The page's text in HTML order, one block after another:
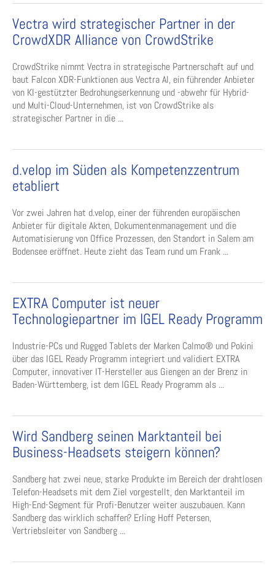
Vectra wird strategischer Partner in der
CrowdXDR Alliance von CrowdStrike
CrowdStrike nimmt Vectra in strategische Partnerschaft auf und
baut Falcon XDR-Funktionen aus Vectra AI, ein führender Anbieter
von KI-gestützter Bedrohungserkennung und -abwehr für Hybrid-
und Multi-Cloud-Unternehmen, ist von CrowdStrike als
strategischer Partner in die ...
d.velop im Süden als Kompetenzzentrum
etabliert
Vor zwei Jahren hat d.velop, einer der führenden europäischen
Anbieter für digitale Akten, Dokumentenmanagement und die
Automatisierung von Office Prozessen, den Standort in Salem am
Bodensee eröffnet. Heute zieht das Team rund um Frank ...
EXTRA Computer ist neuer
Technologiepartner im IGEL Ready Programm
Industrie-PCs und Rugged Tablets der Marken Calmo® und Pokini
über das IGEL Ready Programm integriert und validiert EXTRA
Computer, innovativer IT-Hersteller aus Giengen an der Brenz in
Baden-Württemberg, ist dem IGEL Ready Programm als ...
Wird Sandberg seinen Marktanteil bei
Business-Headsets steigern können?
Sandberg hat zwei neue, starke Produkte im Bereich der drahtlosen
Telefon-Headsets mit dem Ziel vorgestellt, den Marktanteil im
High-End-Segment für Profi-Benutzer weiter auszubauen. Kann
Sandberg das wirklich schaffen? Erling Hoff Petersen,
Vertriebsleiter von Sandberg ...